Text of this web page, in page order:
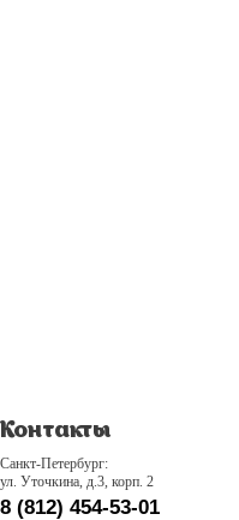
Контакты
Санкт-Петербург:
ул. Уточкина, д.3, корп. 2
8 (812) 454-53-01